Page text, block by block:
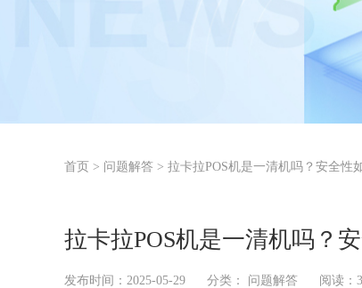
首页 > 问题解答 > 拉卡拉POS机是一清机吗？安全性
拉卡拉POS机是一清机吗？
发布时间：2025-05-29 分类： 问题解答 阅读：